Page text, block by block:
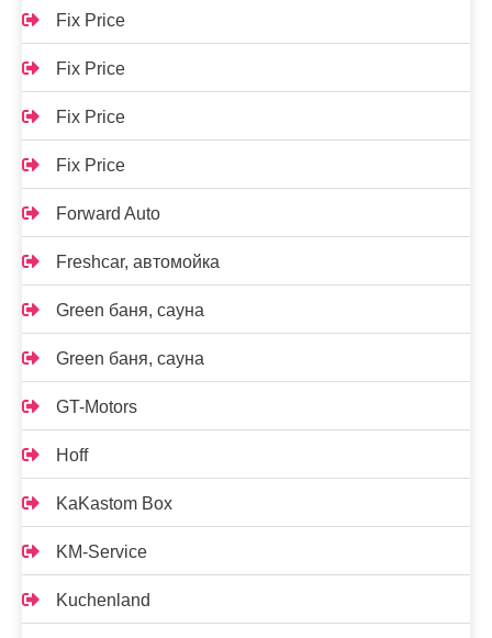
Fix Price
Fix Price
Fix Price
Fix Price
Forward Auto
Freshcar, автомойка
Green баня, сауна
Green баня, сауна
GT-Motors
Hoff
KaKastom Box
KM-Service
Kuchenland